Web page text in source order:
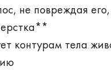
не повреждая
контурам тела